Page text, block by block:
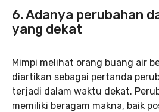
6. Adanya perubahan
yang dekat
Mimpi melihat orang buang air
diartikan sebagai pertanda
terjadi dalam waktu dekat.
memiliki beragam makna, baik